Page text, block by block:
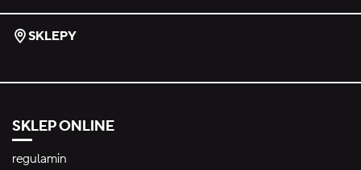
SKLEPY
SKLEP ONLINE
regulamin